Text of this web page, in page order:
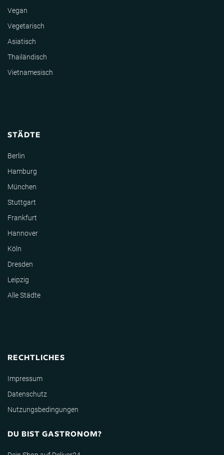
Vegan
Vegetarisch
Asiatisch
Thailändisch
Vietnamesisch
STÄDTE
Berlin
Hamburg
München
Stuttgart
Frankfurt
Hannover
Köln
Dresden
Leipzig
Alle Städte
RECHTLICHES
Impressum
Datenschutz
Nutzungsbedingungen
DU BIST GASTRONOM?